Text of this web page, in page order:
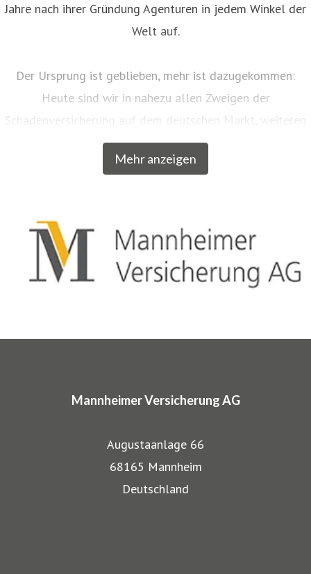
Mehr anzeigen
Jahre nach ihrer Gründung Agenturen in jedem Winkel der
Welt auf.
Der Ursprung ist geblieben, mehr ist dazugekommen:
Heute sind wir in nahezu allen Zweigen der
Schadenversicherung auf dem deutschen Markt, weiteren
EU-Ländern und der Schweiz aktiv. Neben unserem
Breitengeschäft sind wir am Markt als Versicherer von
gewerblichen Bereich anerkannt. Beispielsweise
entwickelten wir für Musiker, Galeristen und Juweliere
komplette Absicherungspakete. Diese tragen
gut wieder: Gerade, wenn wertvolle Gegenstände wie
bestehen besondere Gefahren. Die Mitarbeiter der
Mannheimer bieten dafür nicht nur optimalen
Versicherungsschutz, sondern beraten auch in allen
Mannheimer Versicherung AG
Augustaanlage 66
68165 Mannheim
Deutschland